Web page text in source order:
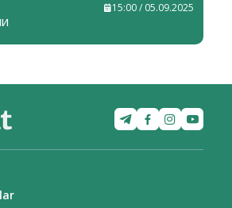
15:00 / 05.09.2025